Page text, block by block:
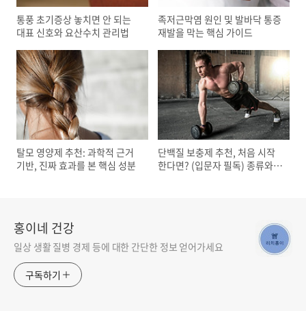
통풍 초기증상 놓치면 안 되는
대표 신호와 요산수치 관리법
족저근막염 원인 및 발바닥 통증
재발을 막는 핵심 가이드
탈모 영양제 추천: 과학적 근거
기반, 진짜 효과를 본 핵심 성분
단백질 보충제 추천, 처음 시작
한다면? (입문자 필독) 종류와
홍이네 건강
일상 생활 질병 경제 등에 대한 간단한 정보 얻어가세요
구독하기